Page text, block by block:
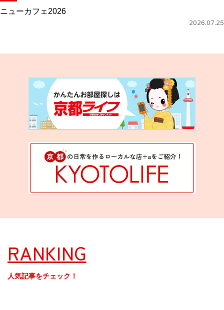
ニューカフェ2026
2026.07.25
RANKING
人気記事をチェック！